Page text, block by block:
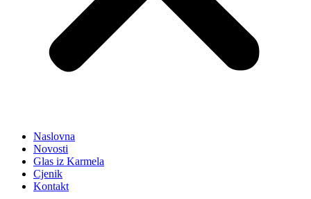
Naslovna
Novosti
Glas iz Karmela
Cjenik
Kontakt